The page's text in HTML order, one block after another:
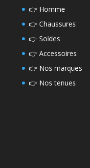
👉 Homme
👉 Chaussures
👉 Soldes
👉 Accessoires
👉 Nos marques
👉 Nos tenues